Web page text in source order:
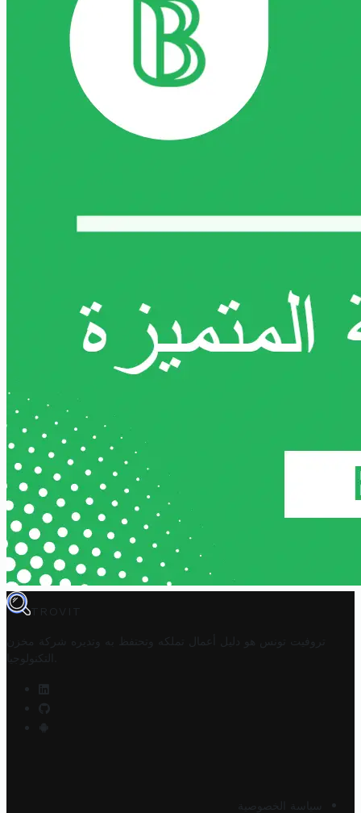
TROVIT
تروفيت تونس هو دليل أعمال تملكه وتحتفظ به وتديره
شركة مخزن
التكنولوجيا
سياسة الخصوصية